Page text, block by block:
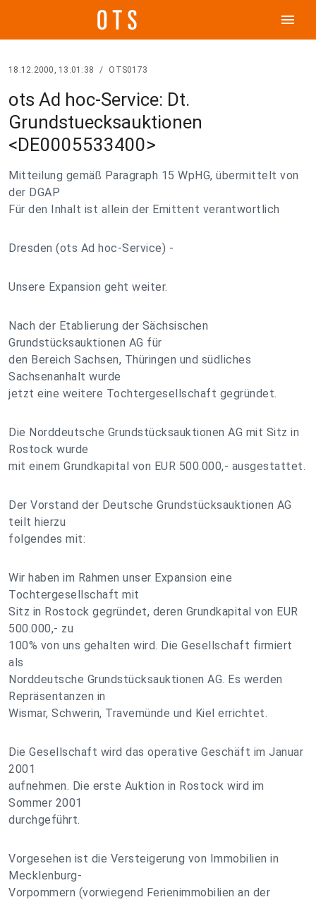
menu
18.12.2000, 13:01:38 / OTS0173
ots Ad hoc-Service: Dt.
Grundstuecksauktionen
<DE0005533400>
Mitteilung gemäß Paragraph 15 WpHG, übermittelt von
der DGAP
Für den Inhalt ist allein der Emittent verantwortlich
Dresden (ots Ad hoc-Service) -
Unsere Expansion geht weiter.
Nach der Etablierung der Sächsischen
Grundstücksauktionen AG für
den Bereich Sachsen, Thüringen und südliches
Sachsenanhalt wurde
jetzt eine weitere Tochtergesellschaft gegründet.
Die Norddeutsche Grundstücksauktionen AG mit Sitz in
Rostock wurde
mit einem Grundkapital von EUR 500.000,- ausgestattet.
Der Vorstand der Deutsche Grundstücksauktionen AG
teilt hierzu
folgendes mit:
Wir haben im Rahmen unser Expansion eine
Tochtergesellschaft mit
Sitz in Rostock gegründet, deren Grundkapital von EUR
500.000,- zu
100% von uns gehalten wird. Die Gesellschaft firmiert
als
Norddeutsche Grundstücksauktionen AG. Es werden
Repräsentanzen in
Wismar, Schwerin, Travemünde und Kiel errichtet.
Die Gesellschaft wird das operative Geschäft im Januar
2001
aufnehmen. Die erste Auktion in Rostock wird im
Sommer 2001
durchgeführt.
Vorgesehen ist die Versteigerung von Immobilien in
Mecklenburg-
Vorpommern (vorwiegend Ferienimmobilien an der